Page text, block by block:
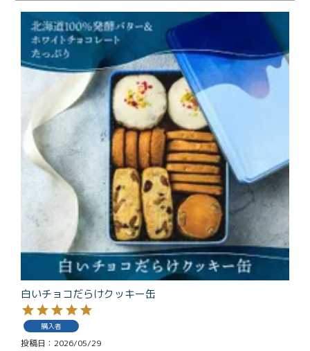
白いチョコだらけクッキー缶
購入者
投稿日 2026/05/29